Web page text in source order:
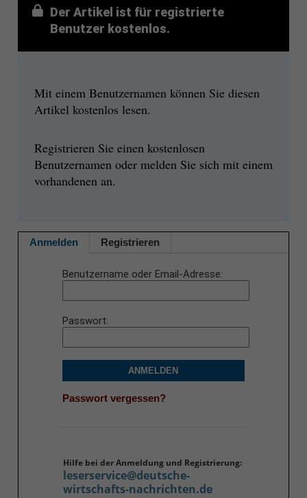
Der Artikel ist für registrierte
Benutzer kostenlos.
Mit einem Benutzernamen können Sie diesen
Artikel kostenlos lesen.
Registrieren Sie einen kostenlosen
Benutzernamen oder melden Sie sich mit einem
vorhandenen an.
Anmelden Registrieren
Benutzername oder Email-Adresse
Passwort
ANMELDEN
Passwort vergessen?
Hilfe bei der Anmeldung und Registrierung:
leserservice@deutsche-
wirtschafts-nachrichten.de